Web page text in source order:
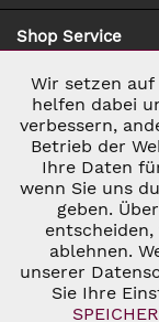
Shop Service
Zahlung &
* ALLE
VERSANDKOSTEN
© 2026 C&D
Notwendig
Marketing
Tracking
Wir setzen auf
helfen dabei
verbessern,
Betrieb der
Ihre Daten
wenn Sie uns
geben.
entscheiden,
ablehnen.
unserer
Sie Ihre